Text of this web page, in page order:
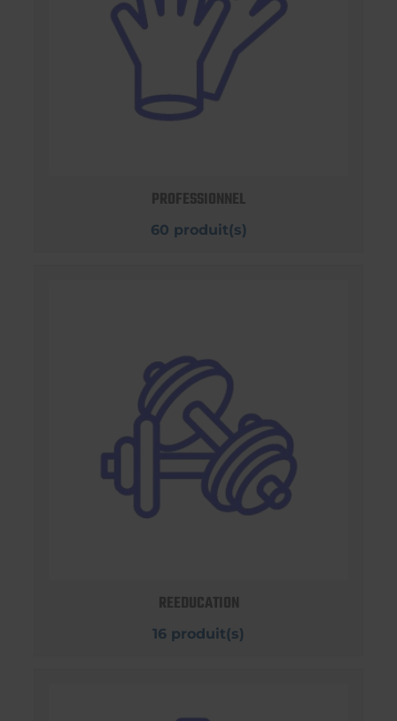
PROFESSIONNEL
60 produit(s)
REEDUCATION
16 produit(s)